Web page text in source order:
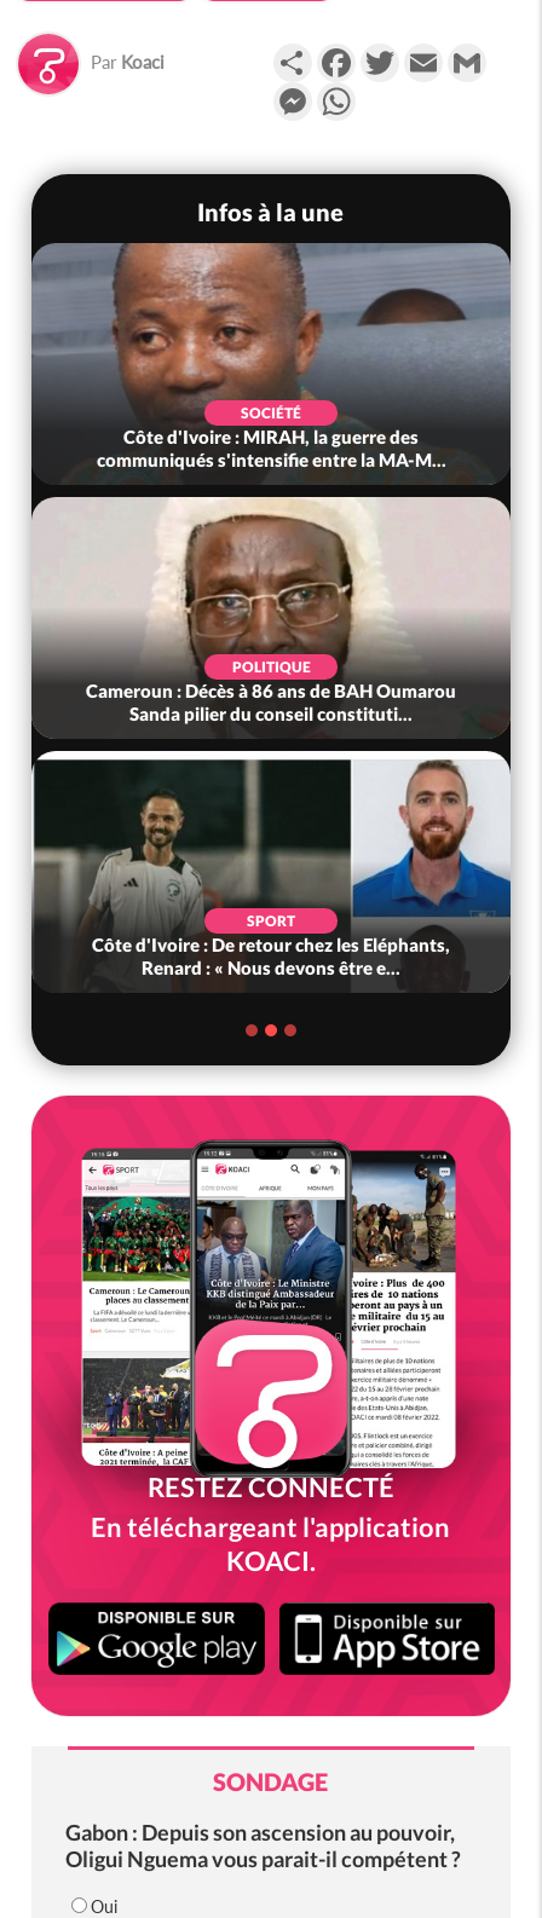
Par Koaci PartagerFacebookTwitterEmail
Messenger
Infos à la une
SOCIÉTÉ
Côte d'Ivoire : MIRAH, la guerre des
communiqués s'intensifie entre la MA-M...
POLITIQUE
Cameroun : Décès à 86 ans de BAH Oumarou
Sanda pilier du conseil constituti...
SPORT
Côte d'Ivoire : De retour chez les Eléphants,
Renard : « Nous devons être e...
RESTEZ CONNECTÉ
En téléchargeant l'application
KOACI.
SONDAGE
Gabon : Depuis son ascension au pouvoir,
Oligui Nguema vous parait-il compétent ?
Oui